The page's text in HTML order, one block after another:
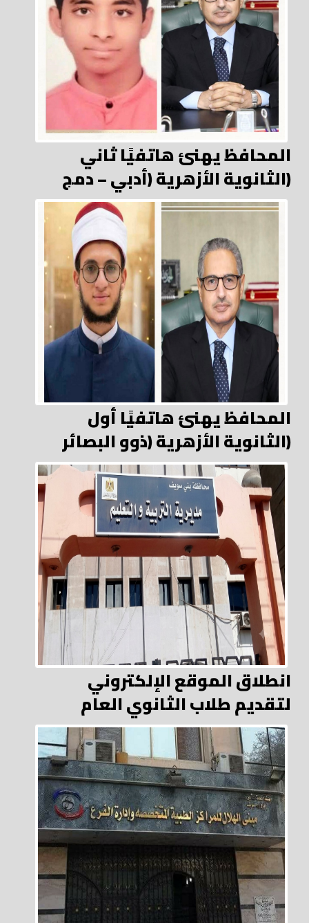
المحافظ يهنئ هاتفيًا ثاني
الثانوية الأزهرية (أدبي – دمج)
المحافظ يهنئ هاتفيًا أول
الثانوية الأزهرية (ذوو البصائر)
انطلاق الموقع الإلكتروني
لتقديم طلاب الثانوي العام